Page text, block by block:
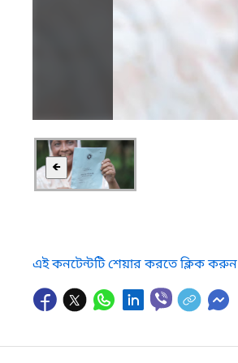
🡸
এই কনটেন্টটি শেয়ার করতে ক্লিক করুন